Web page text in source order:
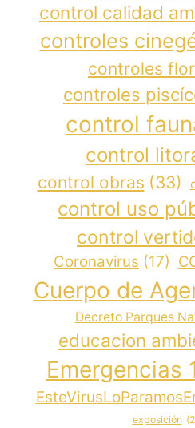
control calidad
controles
controles
controles
control
control
control obras (33)
control uso
control
Coronavirus (17)
Cuerpo de
Decreto Parques
educacion
Emergencias
exposición